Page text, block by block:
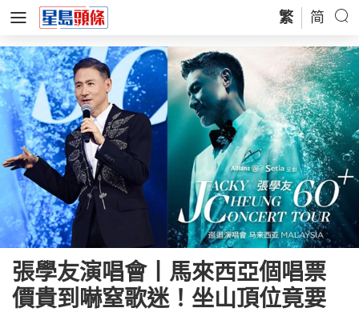
繁 简
張學友演唱會丨馬來西亞個唱票
價貴到嚇窒歌迷！坐山頂位竟要